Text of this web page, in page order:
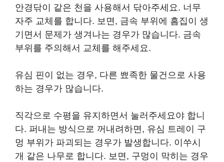
안경닦이 같은 천을 사용해서 닦아주세요. 너무
자주 교체를 합니다. 보면, 금속 부위에 흠집이 생
기면서 문제가 생겨나는 경우가 많습니다. 금속
부위를 주의해서 교체를 해주세요.
유심 핀이 없는 경우, 다른 뾰족한 물건으로 사용
하는 경우가 많습니다.
직각으로 수평을 유지하면서 눌러주세요야 합니
다. 퍼내는 방식으로 꺼내려하면, 유심 트레이 구
멍 부위가 파괴되는 경우가 발생합니다. 이쑤시
개 같은 나무로 합니다. 보면, 구멍이 막히는 경우